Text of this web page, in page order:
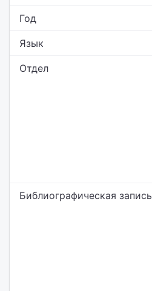
Год
Язык
Отдел
Библиографическая запись